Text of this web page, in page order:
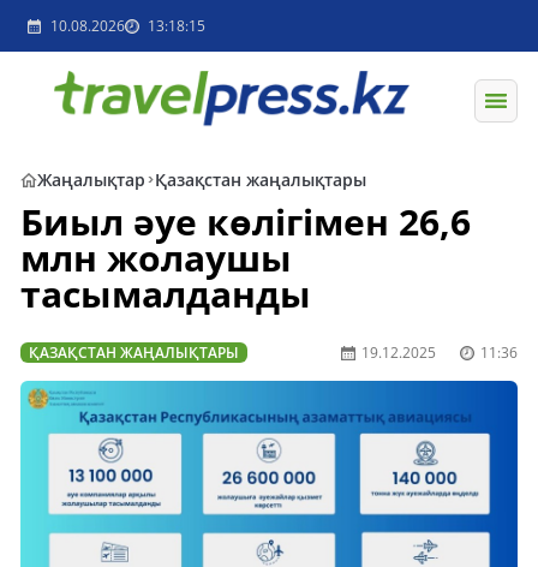
10.08.2026 13:18:15
Жаңалықтар Қазақстан жаңалықтары
Биыл әуе көлігімен 26,6
млн жолаушы
тасымалданды
ҚАЗАҚСТАН ЖАҢАЛЫҚТАРЫ 19.12.2025 11:36